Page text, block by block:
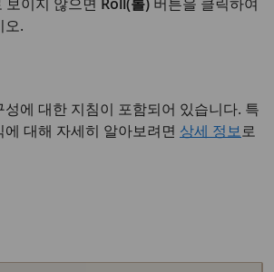
오.
에 대한 지침이 포함되어 있습니다. 특
대해 자세히 알아보려면 상세 정보로